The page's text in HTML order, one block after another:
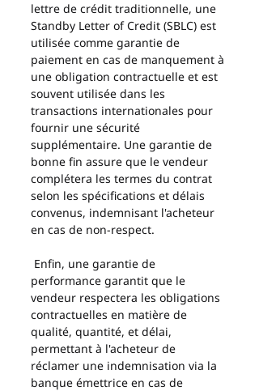
lettre de crédit traditionnelle, une
Standby Letter of Credit (SBLC) est
utilisée comme garantie de
paiement en cas de manquement à
une obligation contractuelle et est
souvent utilisée dans les
transactions internationales pour
fournir une sécurité
supplémentaire. Une garantie de
bonne fin assure que le vendeur
complétera les termes du contrat
selon les spécifications et délais
convenus, indemnisant l'acheteur
en cas de non-respect.
performance garantit que le
vendeur respectera les obligations
contractuelles en matière de
qualité, quantité, et délai,
permettant à l'acheteur de
réclamer une indemnisation via la
banque émettrice en cas de